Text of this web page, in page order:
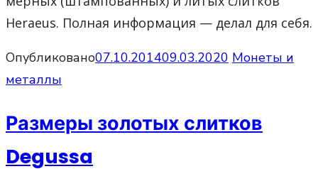
Heraeus. Полная информация — делал для себя.
Опубликовано07.10.201409.03.2020 Монеты и
металлы
Размеры золотых слитков
Degussa